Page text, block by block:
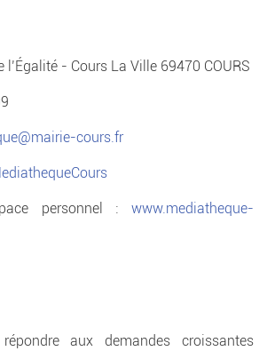
l’Égalité - Cours La Ville 69470 COURS
cours.fr
personnel : www.mediatheque-
aux demandes croissantes